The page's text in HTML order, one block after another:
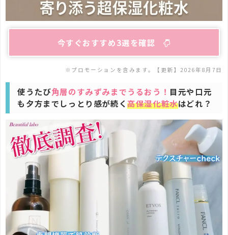
今すぐおすすめ3選を確認
※プロモーションを含みます。【更新】 2026年8月7日
使うたび角層のすみずみまでうるおう！ 目元や口元
も夕方までしっとり感が続く高保湿化粧水はどれ？